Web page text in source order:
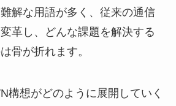
解な用語が多く、従来の通信
革し、どんな課題を解決する
骨が折れます。
構想がどのように展開していく